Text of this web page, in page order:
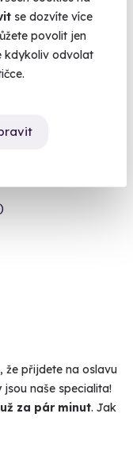
se dozvíte více
povolit jen
kdykoliv odvolat
- 5
že přijdete na oslavu
naše specialita!
už za pár minut. Jak